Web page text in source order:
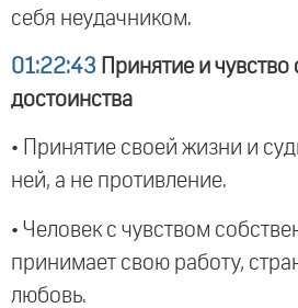
себя неудачником.
01:22:43 Принятие и чувство
достоинства
• Принятие своей жизни и
ней, а не противление.
• Человек с чувством
принимает свою работу,
любовь.